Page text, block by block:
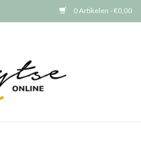
0 Artikelen - €0,00